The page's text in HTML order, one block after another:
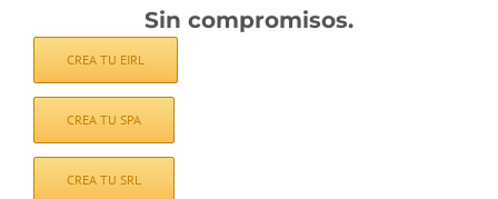
Sin compromisos.
CREA TU EIRL
CREA TU SPA
CREA TU SRL